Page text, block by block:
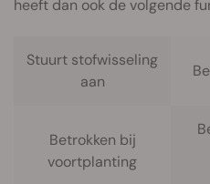
heeft dan ook de volgende
Stuurt stofwisseling
aan
Betrokken bij
voortplanting